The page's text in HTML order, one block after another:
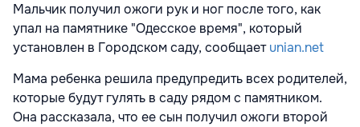
Мальчик получил ожоги рук и ног после того, как
упал на памятнике "Одесское время", который
установлен в Городском саду, сообщаетunian.net
Мама ребенка решила предупредить всех родителей,
которые будут гулять в саду рядом с памятником.
Она рассказала, что ее сын получил ожоги второй